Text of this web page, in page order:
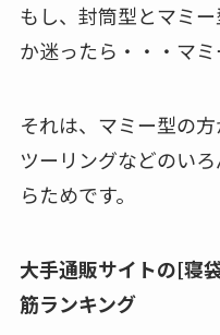
もし、封筒型とマミ
か迷ったら・・・マミ
それは、マミー型の
ツーリングなどのい
らためです。
大手通販サイトの[寝
筋ランキング